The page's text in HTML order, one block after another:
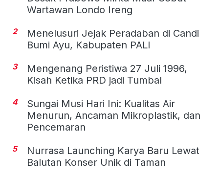
Wartawan Londo Ireng
2
Menelusuri Jejak Peradaban di Candi
Bumi Ayu, Kabupaten PALI
3
Mengenang Peristiwa 27 Juli 1996,
Kisah Ketika PRD jadi Tumbal
4
Sungai Musi Hari Ini: Kualitas Air
Menurun, Ancaman Mikroplastik, dan
Pencemaran
5
Nurrasa Launching Karya Baru Lewat
Balutan Konser Unik di Taman